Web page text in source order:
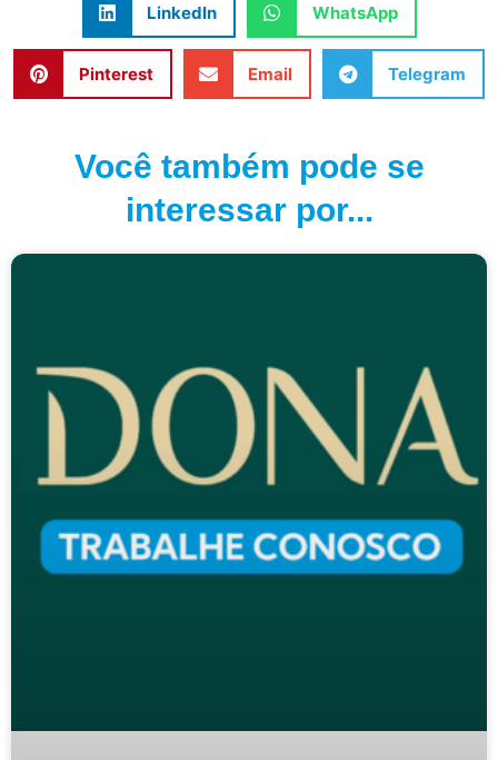
LinkedIn WhatsApp
Pinterest Email Telegram
Você também pode se
interessar por...